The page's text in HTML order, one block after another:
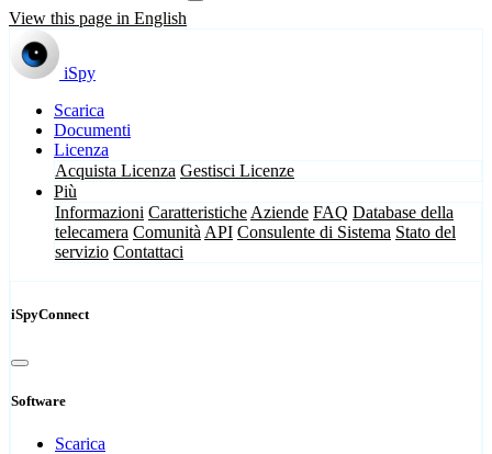
View this page in English
iSpy
Scarica
Documenti
Licenza
Acquista Licenza Gestisci Licenze
Più
Informazioni Caratteristiche Aziende FAQ Database della
telecamera Comunità API Consulente di Sistema Stato del
servizio Contattaci
iSpyConnect
Software
Scarica